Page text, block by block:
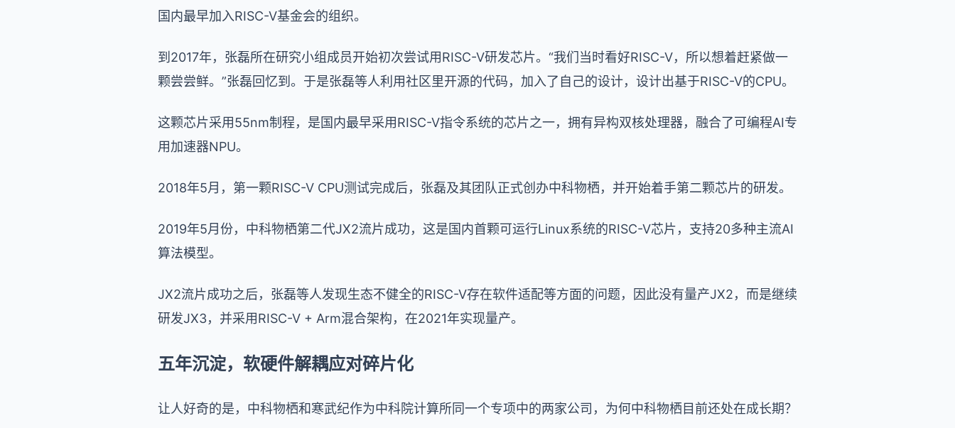
国内最早加入RISC-V基金会的组织。
到2017年，张磊所在研究小组成员开始初次尝试用RISC-V研发芯片。“我们当时看好RISC-V，所以想着赶紧做一
颗尝尝鲜。”张磊回忆到。于是张磊等人利用社区里开源的代码，加入了自己的设计，设计出基于RISC-V的CPU。
这颗芯片采用55nm制程，是国内最早采用RISC-V指令系统的芯片之一，拥有异构双核处理器，融合了可编程AI专
用加速器NPU。
2018年5月，第一颗RISC-V CPU测试完成后，张磊及其团队正式创办中科物栖，并开始着手第二颗芯片的研发。
2019年5月份，中科物栖第二代JX2流片成功，这是国内首颗可运行Linux系统的RISC-V芯片，支持20多种主流AI
算法模型。
JX2流片成功之后，张磊等人发现生态不健全的RISC-V存在软件适配等方面的问题，因此没有量产JX2，而是继续
研发JX3，并采用RISC-V + Arm混合架构，在2021年实现量产。
五年沉淀，软硬件解耦应对碎片化
让人好奇的是，中科物栖和寒武纪作为中科院计算所同一个专项中的两家公司，为何中科物栖目前还处在成长期？